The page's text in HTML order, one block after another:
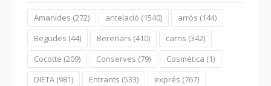
Amanides (272) antelació (1540) arròs (144)
Begudes (44) Berenars (410) carns (342)
Cocotte (209) Conserves (79) Cosmètica (1)
DIETA (981) Entrants (533) exprés (767)